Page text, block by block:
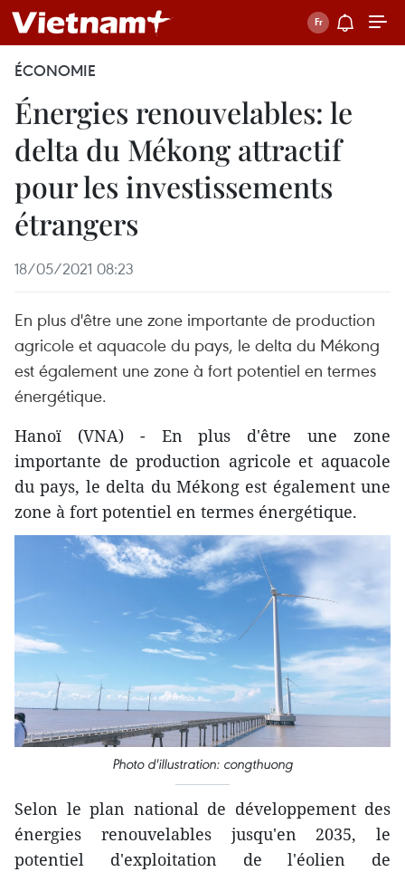
ÉCONOMIE
Énergies renouvelables: le
delta du Mékong attractif
pour les investissements
étrangers
18/05/2021 08:23
En plus d'être une zone importante de production
agricole et aquacole du pays, le delta du Mékong
est également une zone à fort potentiel en termes
énergétique.
Hanoï (VNA) - En plus d'être une zone
importante de production agricole et aquacole
du pays, le delta du Mékong est également une
zone à fort potentiel en termes énergétique.
Photo d'illustration: congthuong
Selon le plan national de développement des
énergies renouvelables jusqu'en 2035, le
potentiel d'exploitation de l'éolien de